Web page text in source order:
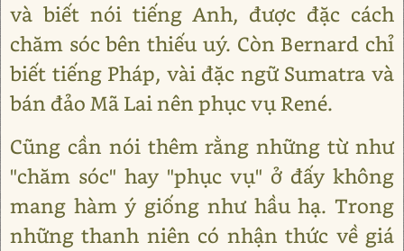
và biết nói tiếng Anh, được đặc cách
chăm sóc bên thiếu uý. Còn Bernard chỉ
biết tiếng Pháp, vài đặc ngữ Sumatra và
bán đảo Mã Lai nên phục vụ René.
Cũng cần nói thêm rằng những từ như
"chăm sóc" hay "phục vụ" ở đấy không
mang hàm ý giống như hầu hạ. Trong
những thanh niên có nhận thức về giá